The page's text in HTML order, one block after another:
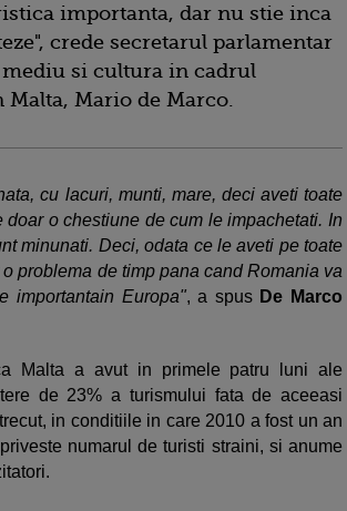
importanta, dar nu stie inca
crede secretarul parlamentar
si cultura in cadrul
Malta, Mario de Marco.
cu lacuri, munti, mare, deci aveti toate
doar o chestiune de cum le impachetati. In
minunati. Deci, odata ce le aveti pe toate
problema de timp pana cand Romania va
importantain Europa", a spus De Marco
Malta a avut in primele patru luni ale
de 23% a turismului fata de aceeasi
in conditiile in care 2010 a fost un an
numarul de turisti straini, si anume